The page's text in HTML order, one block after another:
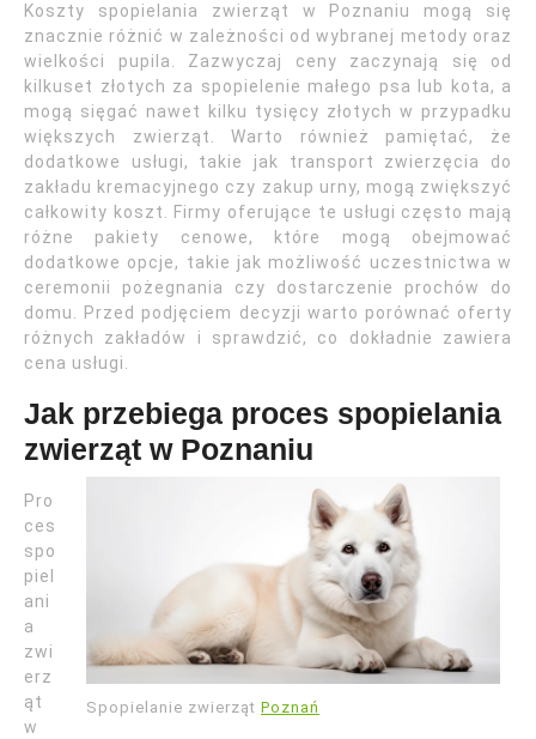
Koszty spopielania zwierząt w Poznaniu mogą się
znacznie różnić w zależności od wybranej metody oraz
wielkości pupila. Zazwyczaj ceny zaczynają się od
kilkuset złotych za spopielenie małego psa lub kota, a
mogą sięgać nawet kilku tysięcy złotych w przypadku
większych zwierząt. Warto również pamiętać, że
dodatkowe usługi, takie jak transport zwierzęcia do
zakładu kremacyjnego czy zakup urny, mogą zwiększyć
całkowity koszt. Firmy oferujące te usługi często mają
różne pakiety cenowe, które mogą obejmować
dodatkowe opcje, takie jak możliwość uczestnictwa w
ceremonii pożegnania czy dostarczenie prochów do
domu. Przed podjęciem decyzji warto porównać oferty
różnych zakładów i sprawdzić, co dokładnie zawiera
cena usługi.
Jak przebiega proces spopielania
zwierząt w Poznaniu
Spopielanie zwierząt Poznań
Pro
ces
spo
piel
ani
a
zwi
erz
ąt
w